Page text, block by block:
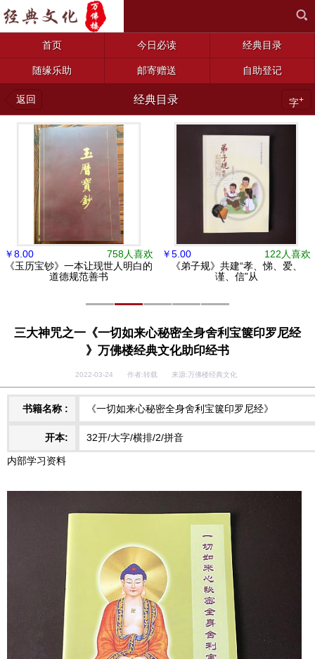
首页 今日必读 经典目录
随缘乐助 邮寄赠送 自助登记
返回 经典目录 字+
758人喜欢
￥8.00
《玉历宝钞》一本让现世人明白的
道德规范善书
122人喜欢
￥5.00
《弟子规》共建“孝、悌、爱、
谨、信”从
三大神咒之一《一切如来心秘密全身舍利宝箧印罗尼经
》万佛楼经典文化助印经书
2022-03-24 作者:转载 来源:万佛楼经典文化
书籍名称 : 《一切如来心秘密全身舍利宝箧印罗尼经》
开本: 32开/大字/横排/2/拼音
内部学习资料